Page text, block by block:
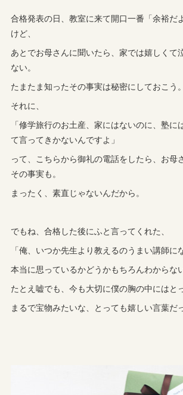
合格発表の日、教室に来て開口一番「余裕だ
けど、
あとでお母さんに聞いたら、家では嬉しくて
ない。
たまたま知ったその事実は秘密にしておこう。
それに、
「修学旅行のお土産、家にはないのに、塾に
て言ってきかないんですよ」
って、こちらから御礼の電話をしたら、お母
その事実も。
まったく、素直じゃないんだから。
でもね、合格した後にふと言ってくれた、
「俺、いつか先生より教えるのうまい講師に
本当に思っているかどうかもちろんわからな
たとえ嘘でも、今も大切に僕の胸の中にはと
まるで宝物みたいな、とっても嬉しい言葉だ